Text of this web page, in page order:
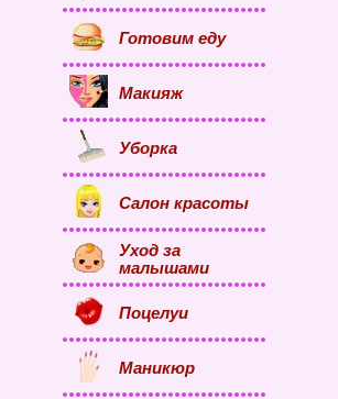
Готовим еду
Макияж
Уборка
Салон красоты
Уход за
малышами
Поцелуи
Маникюр